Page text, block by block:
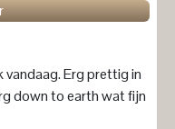
Erg prettig in
down to earth wat fijn